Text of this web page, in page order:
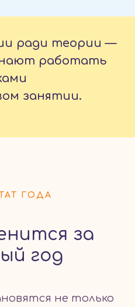
ради теории —
работать
занятии.
ГОДА
за
год
не только